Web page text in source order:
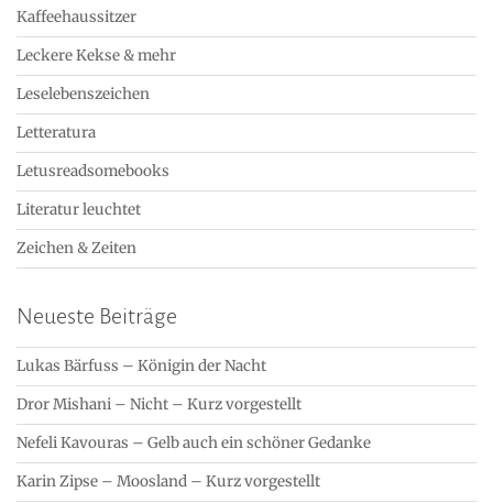
Kaffeehaussitzer
Leckere Kekse & mehr
Leselebenszeichen
Letteratura
Letusreadsomebooks
Literatur leuchtet
Zeichen & Zeiten
Neueste Beiträge
Lukas Bärfuss – Königin der Nacht
Dror Mishani – Nicht – Kurz vorgestellt
Nefeli Kavouras – Gelb auch ein schöner Gedanke
Karin Zipse – Moosland – Kurz vorgestellt